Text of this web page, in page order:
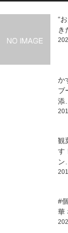
“
き
か
ブ
添…
観
す
ン…
#
華